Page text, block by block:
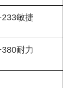
敏捷
耐力